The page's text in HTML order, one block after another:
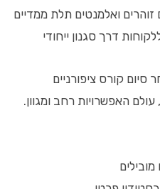
זוהרים ואלמנטים תלת ממדיים
דרך סגנון ייחודי
סיום קורס ציפורניים
האפשרויות רחב ומגוון.
מובילים